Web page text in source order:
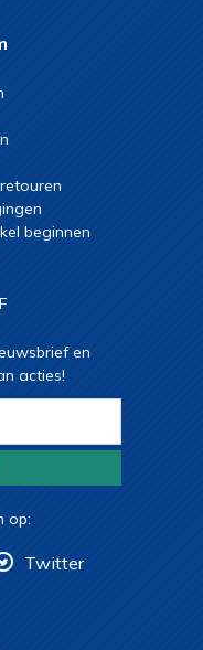
beginnen
en
acties!
op:
Twitter